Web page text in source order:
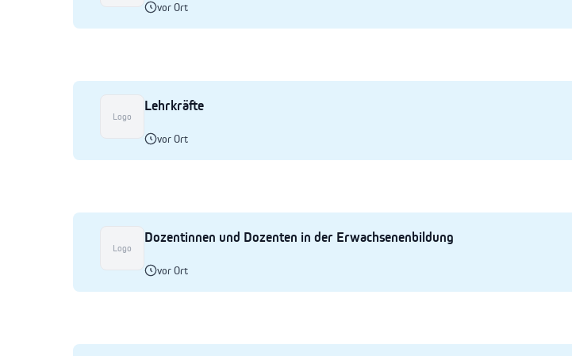
vor Ort
Logo
Lehrkräfte
vor Ort
Logo
Dozentinnen und Dozenten in der Erwachsenenbildung
vor Ort